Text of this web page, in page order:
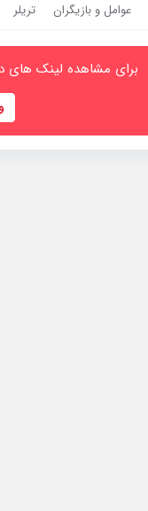
عوامل و بازیگران تریلر
برای مشاهده لینک های